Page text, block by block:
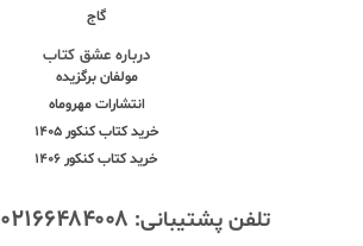
گاج
درباره عشق کتاب
مولفان برگزیده
انتشارات مهروماه
خرید کتاب کنکور 1405
خرید کتاب کنکور 1406
تلفن پشتیبانی: ۰۲۱۶۶۴۸۴۰۰۸